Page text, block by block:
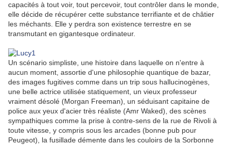
capacités à tout voir, tout percevoir, tout contrôler dans le monde,
elle décide de récupérer cette substance terrifiante et de châtier
les méchants. Elle y perdra son existence terrestre en se
transmutant en gigantesque ordinateur.
Un scénario simpliste, une histoire dans laquelle on n'entre à
aucun moment, assortie d'une philosophie quantique de bazar,
des images fugitives comme dans un trip sous hallucinogènes,
une belle actrice utilisée statiquement, un vieux professeur
vraiment désolé (Morgan Freeman), un séduisant capitaine de
police aux yeux d'acier très réaliste (Amr Waked), des scènes
sympathiques comme la prise à contre-sens de la rue de Rivoli à
toute vitesse, y compris sous les arcades (bonne pub pour
Peugeot), la fusillade démente dans les couloirs de la Sorbonne